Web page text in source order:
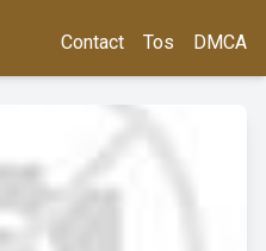
Contact Tos DMCA